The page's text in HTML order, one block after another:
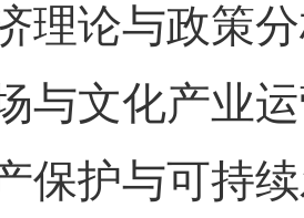
理论与政策
与文化产业
保护与可持